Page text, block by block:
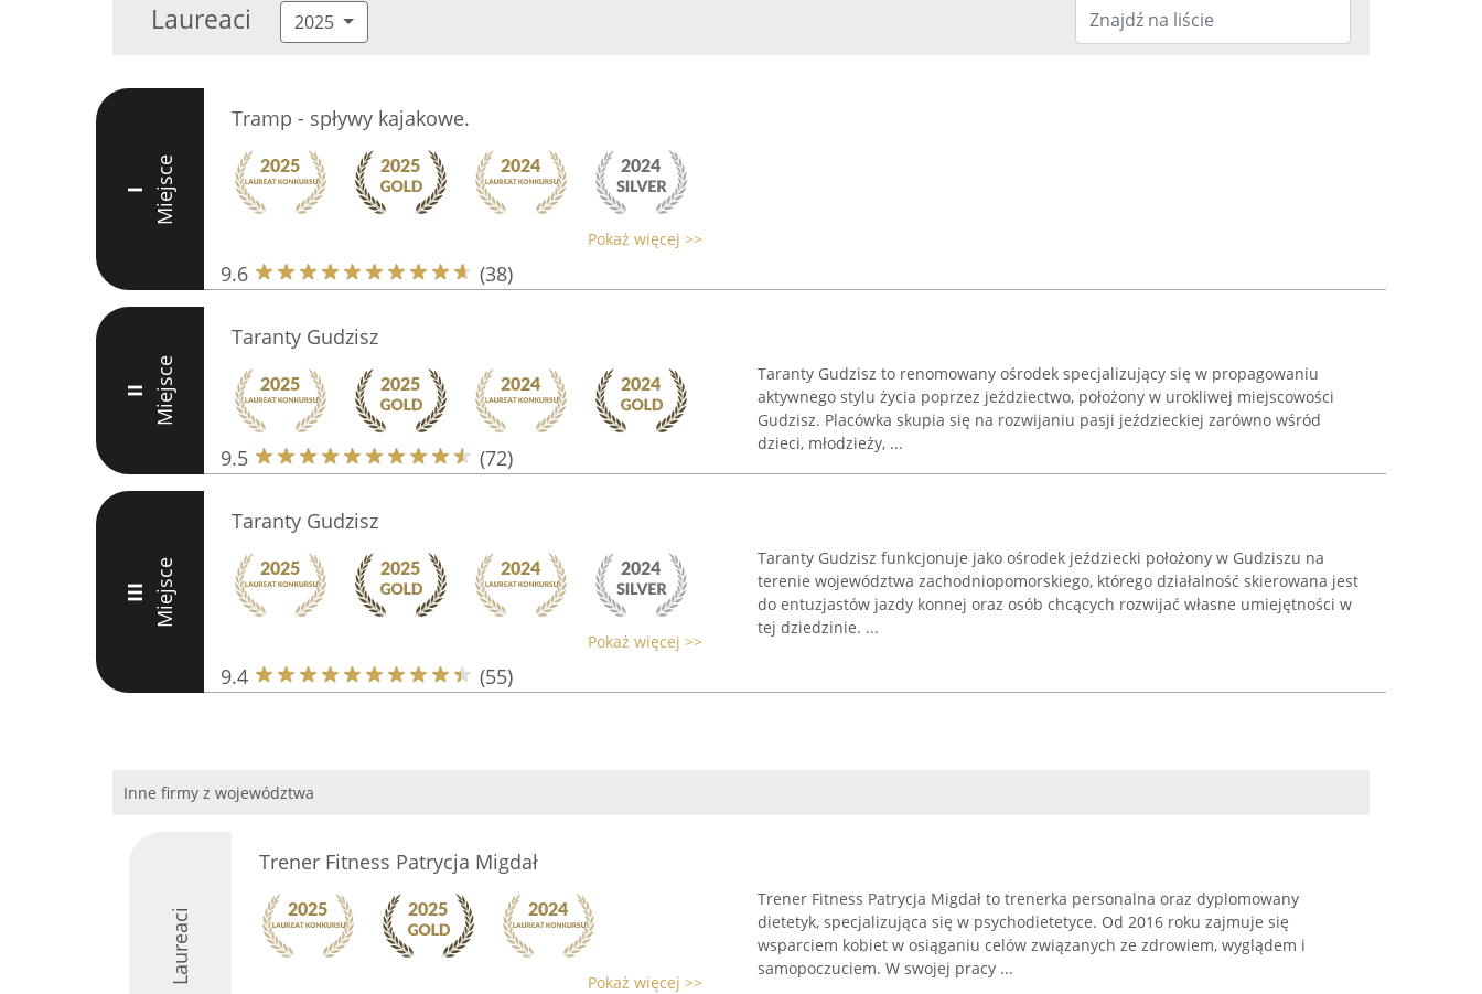
Laureaci 2025
I Miejsce
Tramp - spływy kajakowe.
Pokaż więcej >>
9.6 (38)
II Miejsce
Taranty Gudzisz
9.5 (72)
Taranty Gudzisz to renomowany ośrodek specjalizujący się w propagowaniu
aktywnego stylu życia poprzez jeździectwo, położony w urokliwej miejscowości
Gudzisz. Placówka skupia się na rozwijaniu pasji jeździeckiej zarówno wśród
dzieci, młodzieży, ...
III Miejsce
Taranty Gudzisz
Pokaż więcej >>
9.4 (55)
Taranty Gudzisz funkcjonuje jako ośrodek jeździecki położony w Gudziszu na
terenie województwa zachodniopomorskiego, którego działalność skierowana jest
do entuzjastów jazdy konnej oraz osób chcących rozwijać własne umiejętności w
tej dziedzinie. ...
Inne firmy z województwa
Laureaci
Trener Fitness Patrycja Migdał
Pokaż więcej >>
Trener Fitness Patrycja Migdał to trenerka personalna oraz dyplomowany
dietetyk, specjalizująca się w psychodietetyce. Od 2016 roku zajmuje się
wsparciem kobiet w osiąganiu celów związanych ze zdrowiem, wyglądem i
samopoczuciem. W swojej pracy ...